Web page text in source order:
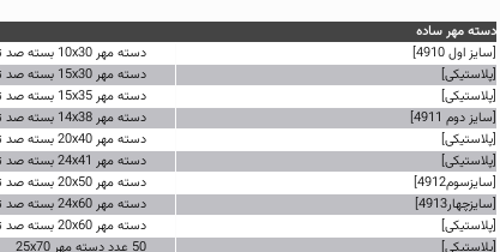
دسته مهر ساده
[سایز اول 4910]
دسته مهر 10x30 بسته صد تایی
[پلاستیکی]
دسته مهر 15x30 بسته صد تایی
[پلاستیکی]
دسته مهر 15x35 بسته صد تایی
[سایز دوم 4911]
دسته مهر 14x38 بسته صد تایی
[پلاستیکی]
دسته مهر 20x40 بسته صد تایی
[پلاستیکی]
دسته مهر 24x41 بسته صد تایی
[سایزسوم4912]
دسته مهر 20x50 بسته صد تایی
[سایزچهار4913]
دسته مهر 24x60 بسته صد تایی
[پلاستیکی]
دسته مهر 20x60 بسته صد تایی
[پلاستیکی]
50 عدد دسته مهر 25x70